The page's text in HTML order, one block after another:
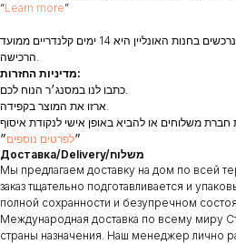
“Learn more”
תקופת האחריות על כל המוצרים הנרכשים בחנות האונליין היא 14 ימים קלנדריים ממועד
הרכישה.
מדיניות החזרות:
כתבו לנו במסנג׳ר הנוח לכם.
ארזו את המוצר בקפידה.
״לפרטים נוספים״
Доставка/Delivery/משלוח
Мы предлагаем доставку на дом по всей
заказ тщательно подготавливается и
полной сохранности и безупречном
Международная доставка по всему миру
страны назначения. Наш менеджер лично